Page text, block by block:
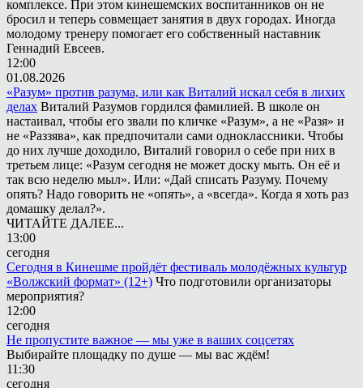
комплексе. При этом кинешемских воспитанников он не
бросил и теперь совмещает занятия в двух городах. Иногда
молодому тренеру помогает его собственный наставник
Геннадий Евсеев.
12:00
01.08.2026
«Разум» против разума, или как Виталий искал себя в лихих
делах Виталий Разумов гордился фамилией. В школе он
настаивал, чтобы его звали по кличке «Разум», а не «Разя» и
не «Раззява», как предпочитали сами одноклассники. Чтобы
до них лучше доходило, Виталий говорил о себе при них в
третьем лице: «Разум сегодня не может доску мыть. Он её и
так всю неделю мыл». Или: «Дай списать Разуму. Почему
опять? Надо говорить не «опять», а «всегда». Когда я хоть раз
домашку делал?».
ЧИТАЙТЕ ДАЛЕЕ...
13:00
сегодня
Сегодня в Кинешме пройдёт фестиваль молодёжных культур
«Волжский формат» (12+) Что подготовили организаторы
мероприятия?
12:00
сегодня
Не пропустите важное — мы уже в ваших соцсетях
Выбирайте площадку по душе — мы вас ждём!
11:30
сегодня